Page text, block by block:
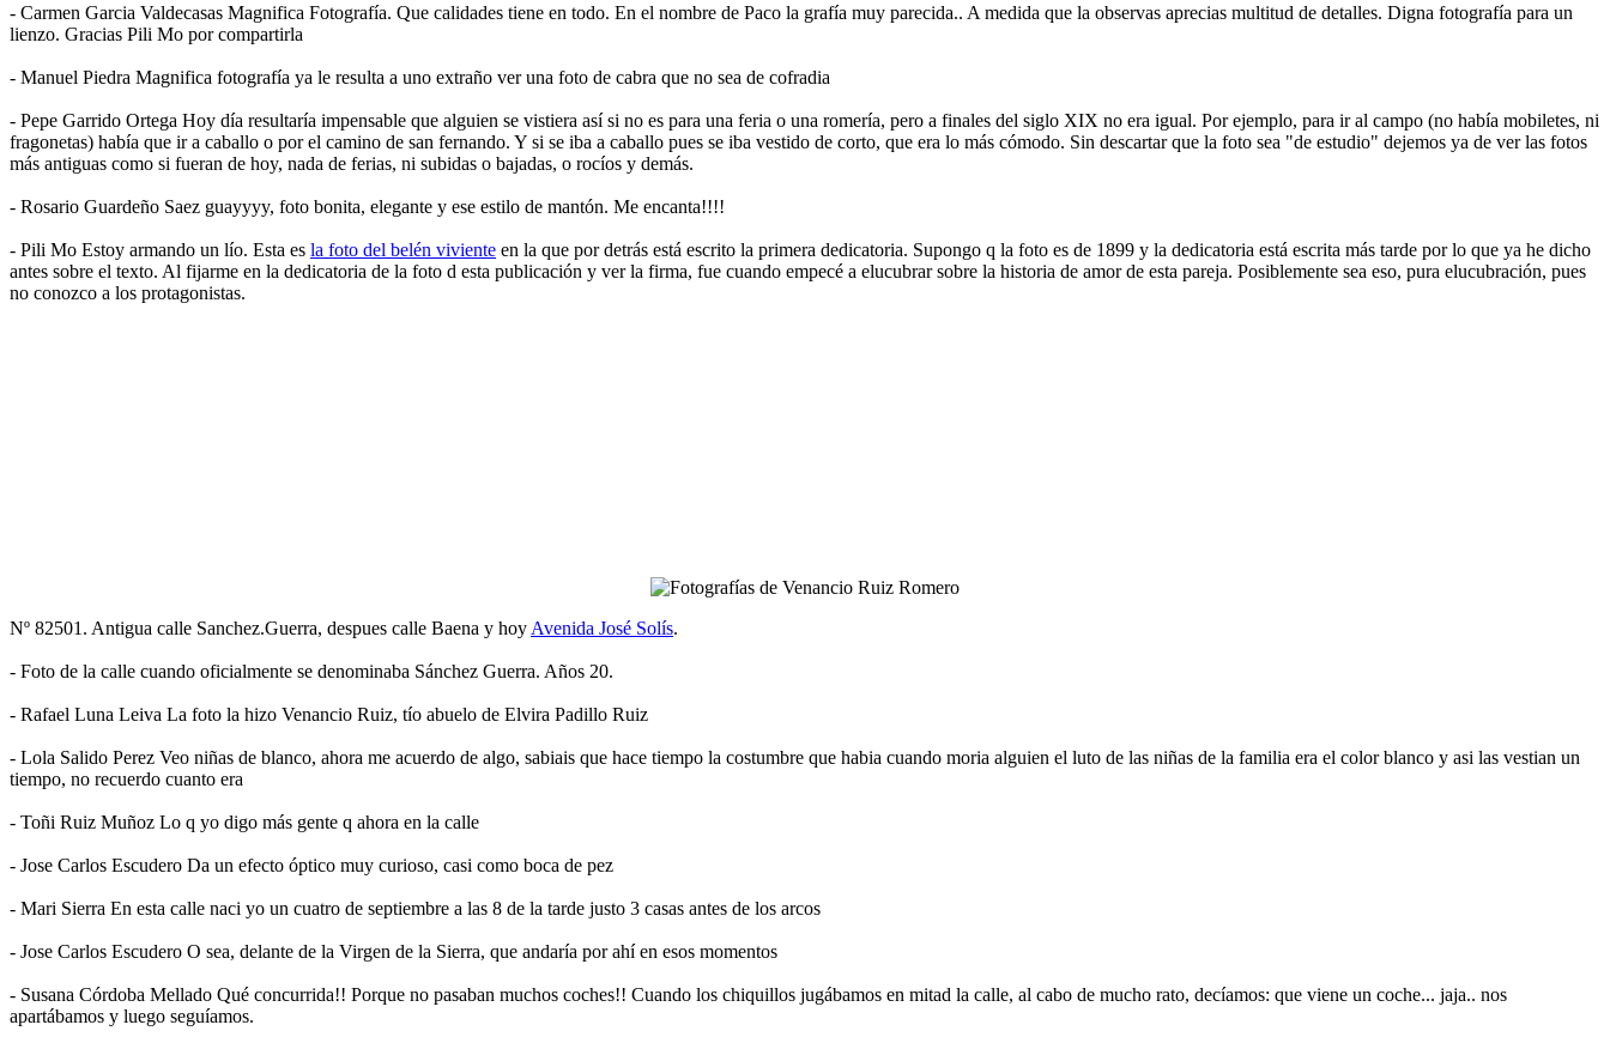
- Carmen Garcia Valdecasas Magnifica Fotografía. Que calidades tiene en todo. En el nombre de Paco la grafía muy parecida.. A medida que la observas aprecias multitud de detalles. Digna fotografía para un
lienzo. Gracias Pili Mo por compartirla
- Manuel Piedra Magnifica fotografía ya le resulta a uno extraño ver una foto de cabra que no sea de cofradia
- Pepe Garrido Ortega Hoy día resultaría impensable que alguien se vistiera así si no es para una feria o una romería, pero a finales del siglo XIX no era igual. Por ejemplo, para ir al campo (no había mobiletes, ni
fragonetas) había que ir a caballo o por el camino de san fernando. Y si se iba a caballo pues se iba vestido de corto, que era lo más cómodo. Sin descartar que la foto sea "de estudio" dejemos ya de ver las fotos
más antiguas como si fueran de hoy, nada de ferias, ni subidas o bajadas, o rocíos y demás.
- Rosario Guardeño Saez guayyyy, foto bonita, elegante y ese estilo de mantón. Me encanta!!!!
- Pili Mo Estoy armando un lío. Esta es la foto del belén viviente en la que por detrás está escrito la primera dedicatoria. Supongo q la foto es de 1899 y la dedicatoria está escrita más tarde por lo que ya he dicho
antes sobre el texto. Al fijarme en la dedicatoria de la foto d esta publicación y ver la firma, fue cuando empecé a elucubrar sobre la historia de amor de esta pareja. Posiblemente sea eso, pura elucubración, pues
no conozco a los protagonistas.
Nº 82501. Antigua calle Sanchez.Guerra, despues calle Baena y hoy Avenida José Solís.
- Foto de la calle cuando oficialmente se denominaba Sánchez Guerra. Años 20.
- Rafael Luna Leiva La foto la hizo Venancio Ruiz, tío abuelo de Elvira Padillo Ruiz
- Lola Salido Perez Veo niñas de blanco, ahora me acuerdo de algo, sabiais que hace tiempo la costumbre que habia cuando moria alguien el luto de las niñas de la familia era el color blanco y asi las vestian un
tiempo, no recuerdo cuanto era
- Toñi Ruiz Muñoz Lo q yo digo más gente q ahora en la calle
- Jose Carlos Escudero Da un efecto óptico muy curioso, casi como boca de pez
- Mari Sierra En esta calle naci yo un cuatro de septiembre a las 8 de la tarde justo 3 casas antes de los arcos
- Jose Carlos Escudero O sea, delante de la Virgen de la Sierra, que andaría por ahí en esos momentos
- Susana Córdoba Mellado Qué concurrida!! Porque no pasaban muchos coches!! Cuando los chiquillos jugábamos en mitad la calle, al cabo de mucho rato, decíamos: que viene un coche... jaja.. nos
apartábamos y luego seguíamos.